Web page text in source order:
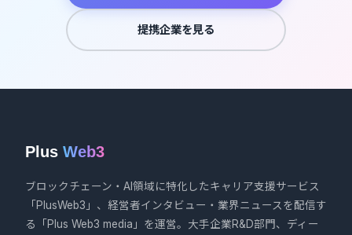
提携企業を見る
Plus Web3
ブロックチェーン・AI領域に特化したキャリア支援サービス
「PlusWeb3」、経営者インタビュー・業界ニュースを配信す
る「Plus Web3 media」を運営。大手企業R&D部門、ディー